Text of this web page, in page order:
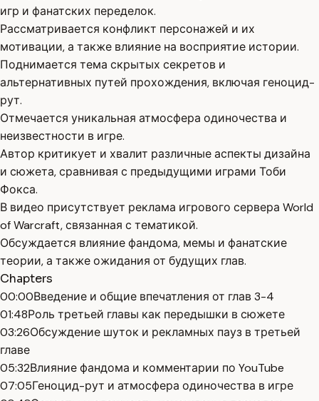
игр и фанатских переделок.
Рассматривается конфликт персонажей и их
мотивации, а также влияние на восприятие истории.
Поднимается тема скрытых секретов и
альтернативных путей прохождения, включая геноцид-
рут.
Отмечается уникальная атмосфера одиночества и
неизвестности в игре.
Автор критикует и хвалит различные аспекты дизайна
и сюжета, сравнивая с предыдущими играми Тоби
Фокса.
В видео присутствует реклама игрового сервера World
of Warcraft, связанная с тематикой.
Обсуждается влияние фандома, мемы и фанатские
теории, а также ожидания от будущих глав.
Chapters
00:00Введение и общие впечатления от глав 3-4
01:48Роль третьей главы как передышки в сюжете
03:26Обсуждение шуток и рекламных пауз в третьей
главе
05:32Влияние фандома и комментарии по YouTube
07:05Геноцид-рут и атмосфера одиночества в игре